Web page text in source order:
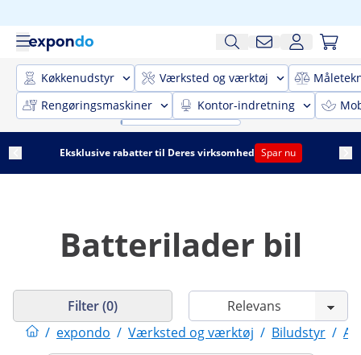
Køkkenudstyr Værksted og værktøj
Rengøringsmaskiner
Kontor-indretning
Eksklusive rabatter til Deres virksomhed Spar nu
Batterilader bil
/ expondo / Værksted og værktøj / Biludstyr /
Filter (0)